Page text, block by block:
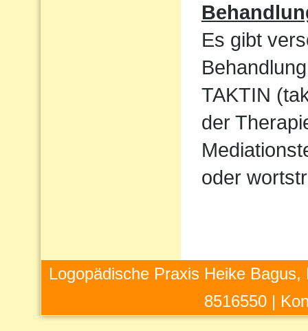
Es gibt
TAKTIN
der
oder
Logopädische Praxis Heike
8516550 |